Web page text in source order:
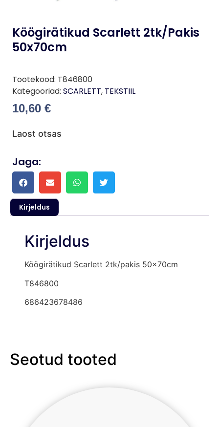
Köögirätikud Scarlett 2tk/pakis
50x70cm
Tootekood: T846800
Kategooriad: SCARLETT, TEKSTIIL
10,60 €
Laost otsas
Jaga:
Kirjeldus
Kirjeldus
Köögirätikud Scarlett 2tk/pakis 50x70cm
T846800
686423678486
Seotud tooted